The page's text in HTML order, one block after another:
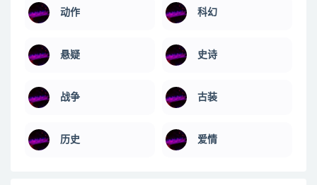
动作 科幻
悬疑 史诗
战争 古装
历史 爱情